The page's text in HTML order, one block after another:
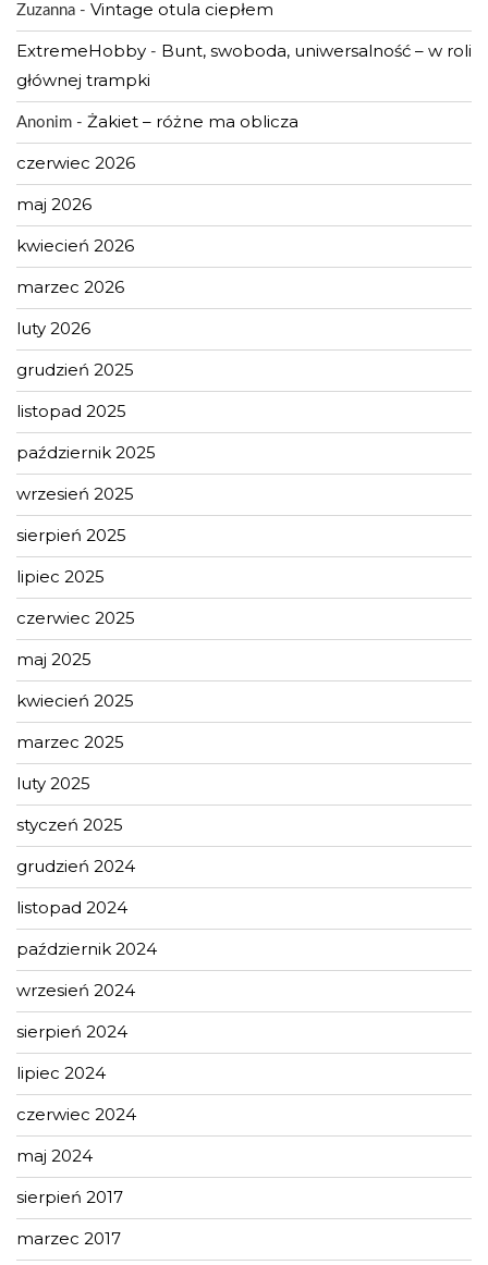
Zuzanna - Vintage otula ciepłem
ExtremeHobby - Bunt, swoboda, uniwersalność – w roli
głównej trampki
Anonim - Żakiet – różne ma oblicza
czerwiec 2026
maj 2026
kwiecień 2026
marzec 2026
luty 2026
grudzień 2025
listopad 2025
październik 2025
wrzesień 2025
sierpień 2025
lipiec 2025
czerwiec 2025
maj 2025
kwiecień 2025
marzec 2025
luty 2025
styczeń 2025
grudzień 2024
listopad 2024
październik 2024
wrzesień 2024
sierpień 2024
lipiec 2024
czerwiec 2024
maj 2024
sierpień 2017
marzec 2017